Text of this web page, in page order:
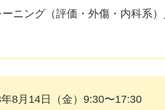
ニング（評価・外傷・内科系
8月14日（金）9:30〜17:30